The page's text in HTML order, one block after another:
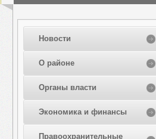
Новости
О районе
Органы власти
Экономика и финансы
Правоохранительные